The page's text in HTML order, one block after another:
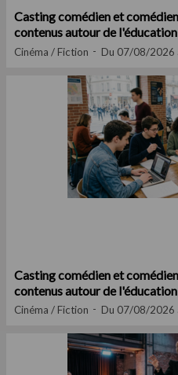
Casting comédien et
contenus autour de l'éducation
Cinéma / Fiction Du 07/08/2026
Casting comédien et
contenus autour de l'éducation
Cinéma / Fiction Du 07/08/2026